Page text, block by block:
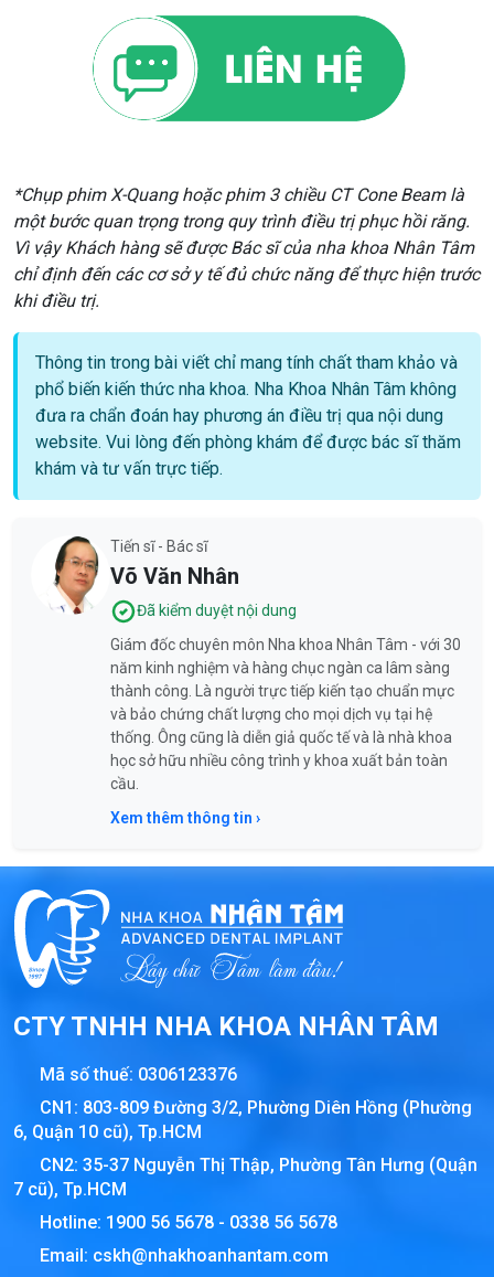
*Chụp phim X-Quang hoặc phim 3 chiều CT Cone Beam là
một bước quan trọng trong quy trình điều trị phục hồi răng.
Vì vậy Khách hàng sẽ được Bác sĩ của nha khoa Nhân Tâm
chỉ định đến các cơ sở y tế đủ chức năng để thực hiện trước
khi điều trị.
Thông tin trong bài viết chỉ mang tính chất tham khảo và
phổ biến kiến thức nha khoa. Nha Khoa Nhân Tâm không
đưa ra chẩn đoán hay phương án điều trị qua nội dung
website. Vui lòng đến phòng khám để được bác sĩ thăm
khám và tư vấn trực tiếp.
Tiến sĩ - Bác sĩ
Võ Văn Nhân
Đã kiểm duyệt nội dung
Giám đốc chuyên môn Nha khoa Nhân Tâm - với 30
năm kinh nghiệm và hàng chục ngàn ca lâm sàng
thành công. Là người trực tiếp kiến tạo chuẩn mực
và bảo chứng chất lượng cho mọi dịch vụ tại hệ
thống. Ông cũng là diễn giả quốc tế và là nhà khoa
học sở hữu nhiều công trình y khoa xuất bản toàn
cầu.
Xem thêm thông tin ›
CTY TNHH NHA KHOA NHÂN TÂM
Mã số thuế: 0306123376
CN1: 803-809 Đường 3/2, Phường Diên Hồng (Phường
6, Quận 10 cũ), Tp.HCM
CN2: 35-37 Nguyễn Thị Thập, Phường Tân Hưng (Quận
7 cũ), Tp.HCM
Hotline: 1900 56 5678 - 0338 56 5678
Email: cskh@nhakhoanhantam.com